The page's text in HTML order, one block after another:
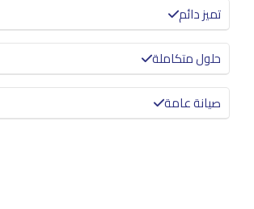
تميز دائم
حلول متكاملة
صيانة عامة